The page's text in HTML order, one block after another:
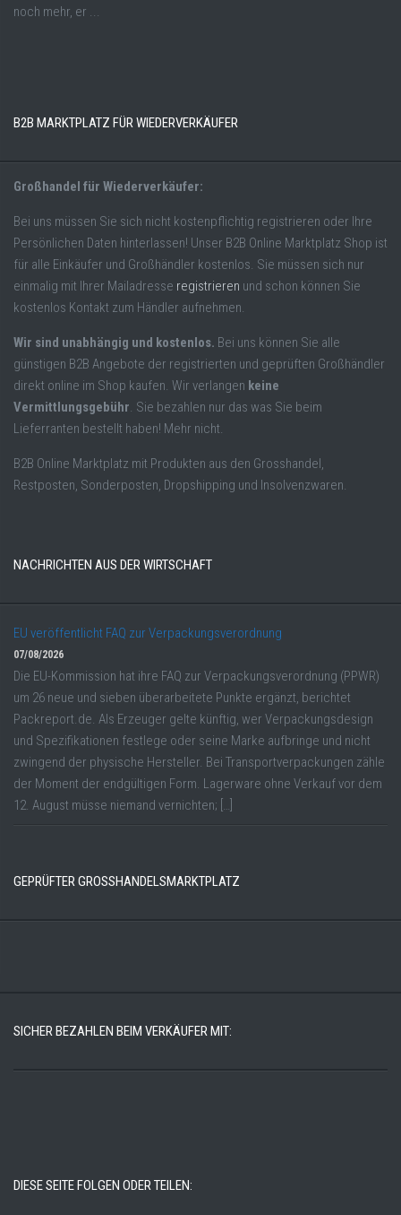
noch mehr, er ...
B2B MARKTPLATZ FÜR WIEDERVERKÄUFER
Großhandel für Wiederverkäufer:
Bei uns müssen Sie sich nicht kostenpflichtig registrieren oder Ihre
Persönlichen Daten hinterlassen! Unser B2B Online Marktplatz Shop ist
für alle Einkäufer und Großhändler kostenlos. Sie müssen sich nur
einmalig mit Ihrer Mailadresse registrieren und schon können Sie
kostenlos Kontakt zum Händler aufnehmen.
Wir sind unabhängig und kostenlos. Bei uns können Sie alle
günstigen B2B Angebote der registrierten und geprüften Großhändler
direkt online im Shop kaufen. Wir verlangen keine
Vermittlungsgebühr. Sie bezahlen nur das was Sie beim
Lieferranten bestellt haben! Mehr nicht.
B2B Online Marktplatz mit Produkten aus den Grosshandel,
Restposten, Sonderposten, Dropshipping und Insolvenzwaren.
NACHRICHTEN AUS DER WIRTSCHAFT
EU veröffentlicht FAQ zur Verpackungsverordnung
07/08/2026
Die EU-Kommission hat ihre FAQ zur Verpackungsverordnung (PPWR)
um 26 neue und sieben überarbeitete Punkte ergänzt, berichtet
Packreport.de. Als Erzeuger gelte künftig, wer Verpackungsdesign
und Spezifikationen festlege oder seine Marke aufbringe und nicht
zwingend der physische Hersteller. Bei Transportverpackungen zähle
der Moment der endgültigen Form. Lagerware ohne Verkauf vor dem
12. August müsse niemand vernichten; […]
GEPRÜFTER GROSSHANDELSMARKTPLATZ
SICHER BEZAHLEN BEIM VERKÄUFER MIT:
DIESE SEITE FOLGEN ODER TEILEN: